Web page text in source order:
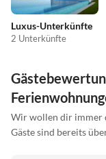
Luxus-Unterkünfte
2 Unterkünfte
Wir wollen dir immer
Gäste sind bereits